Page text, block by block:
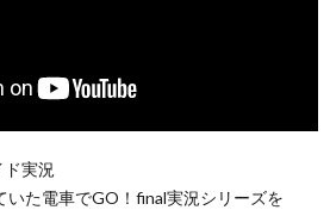
実況
いた電車でGO！final実況シリーズを